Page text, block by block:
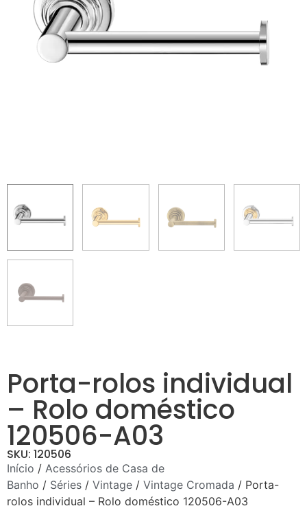
Porta-rolos individual
– Rolo doméstico
120506-A03
SKU: 120506
Início / Acessórios de Casa de
Banho / Séries / Vintage / Vintage Cromada / Porta-
rolos individual – Rolo doméstico 120506-A03